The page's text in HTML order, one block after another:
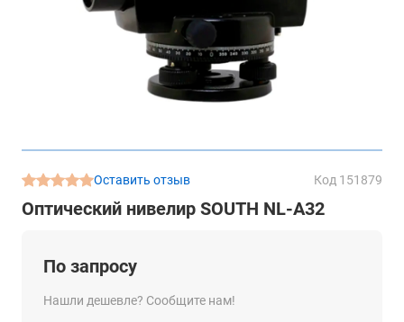
Оставить отзыв Код 151879
Оптический нивелир SOUTH NL-A32
По запросу
Нашли дешевле? Сообщите нам!